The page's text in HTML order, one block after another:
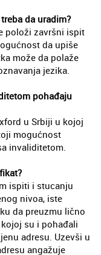
da uradim?
položi završni ispit
da upiše
može da polaže
jezika.
pohađaju
u Srbiji u kojoj
mogućnost
invaliditetom.
ispiti i stucanju
nivoa, iste
da preuzmu lično
su i pohađali
adresu. Uzevši u
angažuje